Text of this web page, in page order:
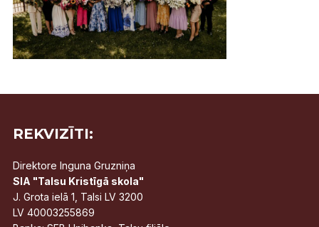
REKVIZĪTI:
Direktore Inguna Gruzniņa
SIA "Talsu Kristīgā skola"
J. Grota ielā 1, Talsi LV 3200
LV 40003255869